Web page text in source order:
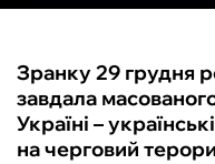
Зранку 29 грудня
завдала
Україні –
на черговий